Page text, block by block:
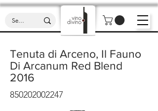
Tenuta di Arceno, Il Fauno
Di Arcanum Red Blend
2016
850202002247